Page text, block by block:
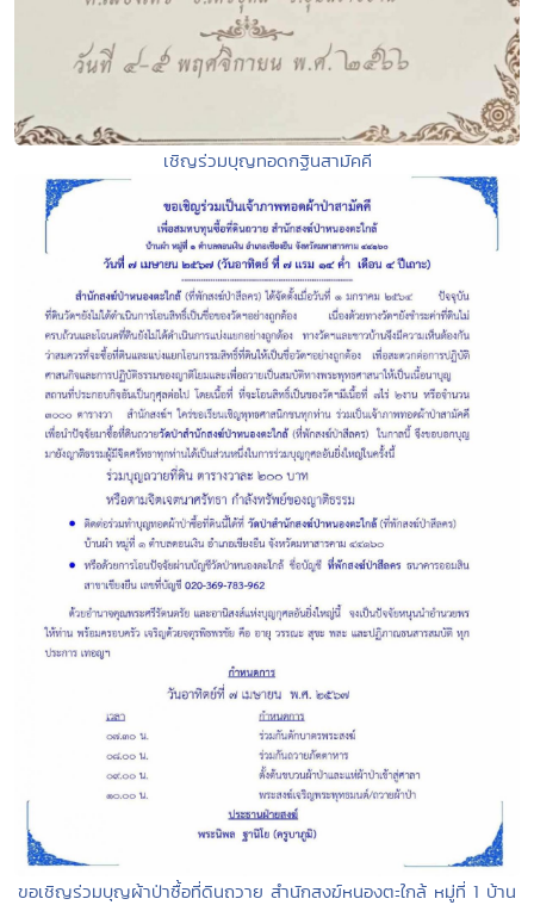
เชิญร่วมบุญทอดกฐินสามัคคี
ขอเชิญร่วมบุญผ้าป่าซื้อที่ดินถวาย สำนักสงฆ์หนองตะใกล้ หมู่ที่ 1 บ้าน